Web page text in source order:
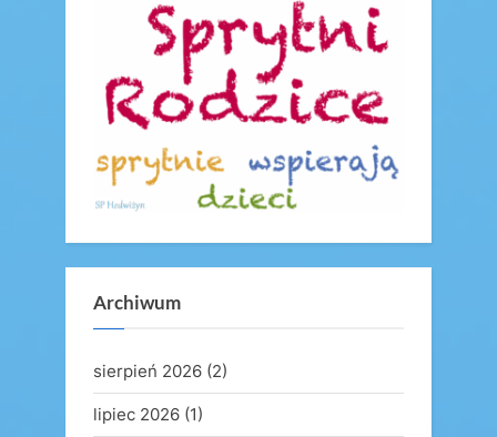
s
t
Archiwum
sierpień 2026 (2)
lipiec 2026 (1)